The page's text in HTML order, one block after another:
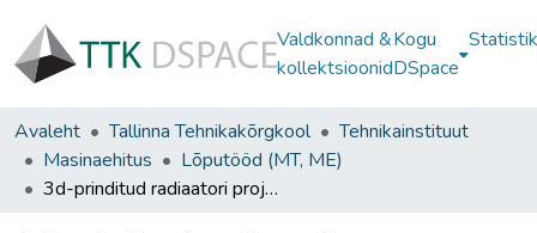
Valdkonnad &
kollektsioonid
Kogu
DSpace
Avaleht Tallinna Tehnikakõrgkool
Tehnikainstituut
Masinaehitus
Lõputööd (MT, ME)
3d-prinditud radiaatori projekteerimine tudengi vormeli võistlusautole FEST19